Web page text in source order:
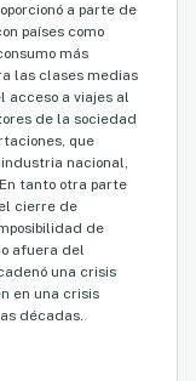
a parte de
países como
más
las clases medias
acceso a viajes al
de la sociedad
que
nacional,
tanto otra parte
cierre de
de
afuera del
una crisis
en una crisis
décadas.